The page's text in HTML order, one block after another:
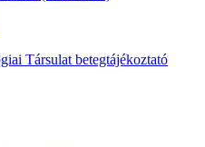
Társulat betegtájékoztató